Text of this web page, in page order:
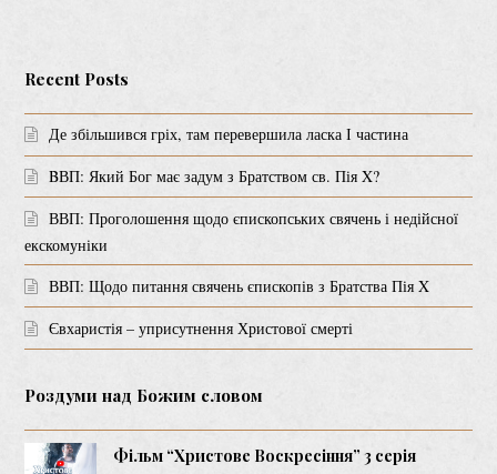
Recent Posts
Де збільшився гріх, там перевершила ласка І частина
BВП: Який Бог має задум з Братством св. Пія X?
ВВП: Проголошення щодо єпископських свячень і недійсної
екскомуніки
ВВП: Щодо питання свячень єпископів з Братства Пія X
Євхаристія – уприсутнення Христової смерті
Роздуми над Божим словом
Фільм “Христове Воскресіння” 3 серія